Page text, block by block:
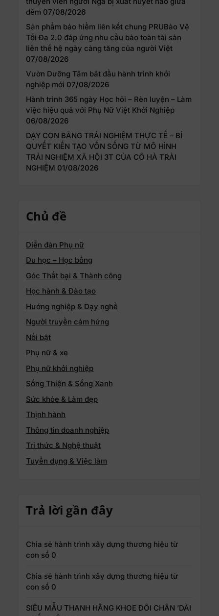
đêm 07/08/2026
Sản phẩm bảo hiểm liên kết chung PRUBảo Vệ
Tối Đa 2.0 đáp ứng nhu cầu bảo toàn tài sản
liên thế hệ ngày càng tăng của người Việt
07/08/2026
Vườn Dưỡng Tâm bắt đầu hành trình khởi
nghiệp mới 07/08/2026
Hành trình 365 ngày Học hỏi – Rèn luyện – Làm
việc hiệu quả với Phụ Nữ Việt Khởi Nghiệp
06/08/2026
DẠY CON BẰNG TRẢI NGHIỆM THỰC TẾ – BÍ
QUYẾT KIẾN TẠO VỐN SỐNG TỪ MÔ HÌNH
TRẢI NGHIỆM XÃ HỘI 3T CỦA CÔ HÀ TRẢI
NGHIỆM 01/08/2026
Chủ đề
Diễn đàn Phụ nữ
Du học – Học bổng
Góc Thất bại & Thành công
Học hành & Đào tạo
Hướng nghiệp & Dạy nghề
Người truyền cảm hứng
Nổi bật
Phụ nữ & xe
Phụ nữ khởi nghiệp
Sống Thiện & Sống Xanh
Sức khỏe & Làm đẹp
Thịnh hành
Thông tin doanh nghiệp
Tri thức & Nghệ thuật
Tuyển dụng & Việc làm
Trả lời gần đây
Chia sẻ hành trình xây dựng thương hiệu từ
con số 0
Chia sẻ hành trình xây dựng thương hiệu từ
con số 0
SIÊU MẪU THANH HẰNG KHOE ĐÔI CHÂN ’DÀI